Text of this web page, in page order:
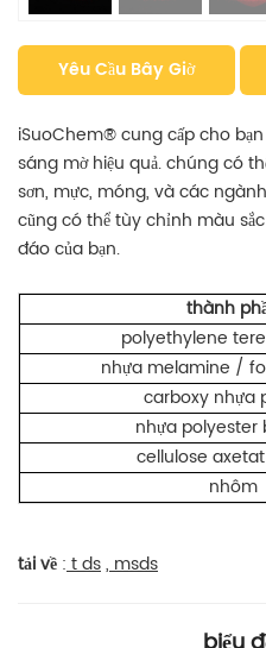
Yêu Cầu Bây Giờ
iSuoChem® cung cấp cho
sáng mờ hiệu quả. chúng có
sơn, mực, móng, và các
cũng có thể tùy chỉnh màu
đáo của bạn.
thành
polyethylene
nhựa melamine /
carboxy nhựa
nhựa polyester
cellulose
nhôm
tải về :tds,msds